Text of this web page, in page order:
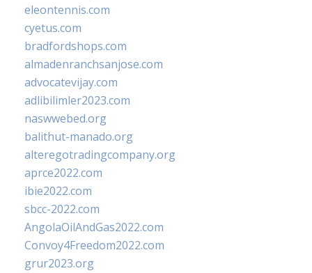
eleontennis.com
cyetus.com
bradfordshops.com
almadenranchsanjose.com
advocatevijay.com
adlibilimler2023.com
naswwebed.org
balithut-manado.org
alteregotradingcompany.org
aprce2022.com
ibie2022.com
sbcc-2022.com
AngolaOilAndGas2022.com
Convoy4Freedom2022.com
grur2023.org